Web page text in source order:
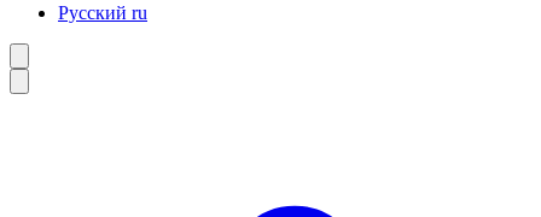
Русский ru